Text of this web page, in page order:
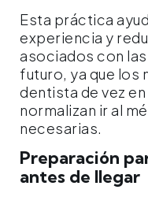
Esta práctica
experiencia y
asociados con
futuro, ya que los
dentista de vez en
normalizan ir al
necesarias.
Preparación
antes de llegar